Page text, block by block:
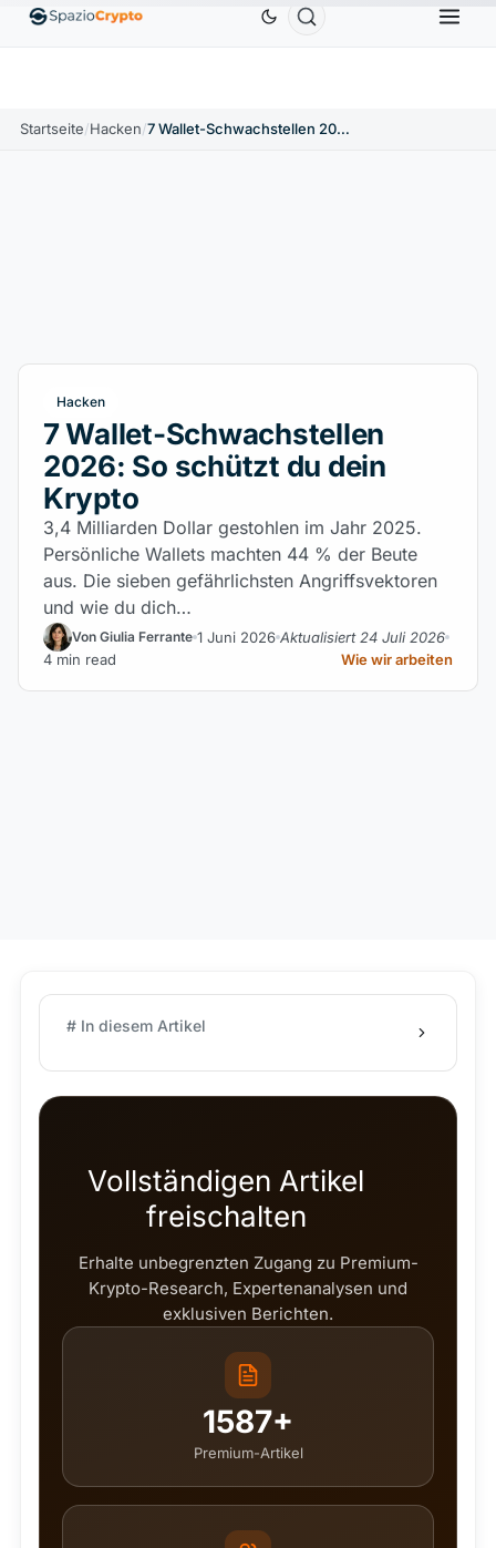
EthereumETH1.880,58 $ Tether USDT0,9991 $ BNBBNB
Startseite/Hacken/ 7 Wallet-Schwachstellen 2026: So schützt du dein Krypto
Hacken
7 Wallet-Schwachstellen
2026: So schützt du dein
Krypto
3,4 Milliarden Dollar gestohlen im Jahr 2025.
Persönliche Wallets machten 44 % der Beute
aus. Die sieben gefährlichsten Angriffsvektoren
und wie du dich…
Von Giulia Ferrante 1 Juni 2026 Aktualisiert 24 Juli 2026
4 min read
Wie wir arbeiten
# In diesem Artikel
Vollständigen Artikel
freischalten
Erhalte unbegrenzten Zugang zu Premium-
Krypto-Research, Expertenanalysen und
exklusiven Berichten.
1587+
Premium-Artikel